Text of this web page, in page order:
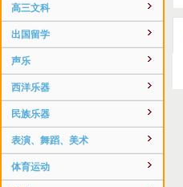
高三文科
出国留学
声乐
西洋乐器
民族乐器
表演、舞蹈、美术
体育运动